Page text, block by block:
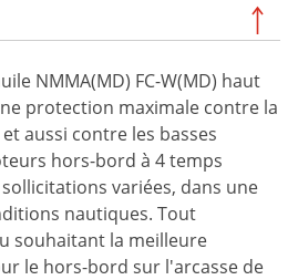
NMMA(MD) FC-W(MD) haut
protection maximale contre la
aussi contre les basses
hors-bord à 4 temps
variées, dans une
nautiques. Tout
souhaitant la meilleure
le hors-bord sur l'arcasse de